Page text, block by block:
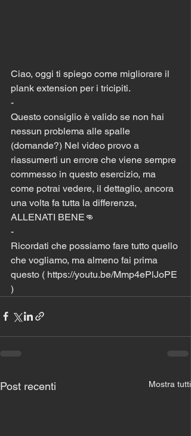
Ciao, oggi ti spiego come migliorare il
plank extension per i tricipiti.
-
Questo consiglio è valido se non hai
nessun problema alle spalle
(domande?) Nel video provo a
riassumerti un errore che viene sempre
commesso in questo esercizio, ma
come potrai vedere, il dettaglio, ancora
una volta fa tutta la differenza,
ALLENATI BENE👊
-
Ricordati che possiamo fare tutto quello
che vogliamo, ma almeno fai prima
questo ( https://youtu.be/Mmp4ePlJoPE
)
Post recenti Mostra tutti